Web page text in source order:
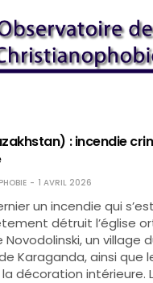
: incendie
1 AVRIL 2026
un incendie qui
détruit l’église
un village
Karaganda, ainsi que
décoration intérieure.